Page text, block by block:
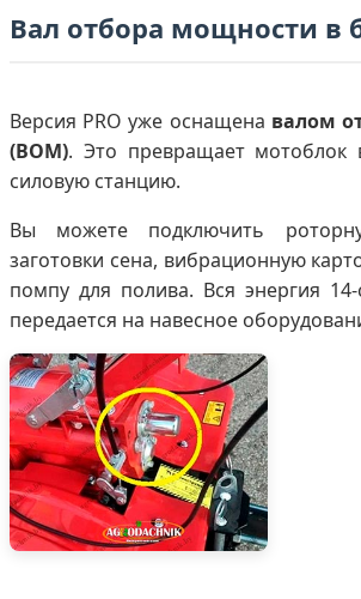
Вал отбора мощности в
Версия PRO уже оснащена валом
(ВОМ). Это превращает мотоблок
силовую станцию.
Вы можете подключить
заготовки сена, вибрационную
помпу для полива. Вся энергия
передается на навесное